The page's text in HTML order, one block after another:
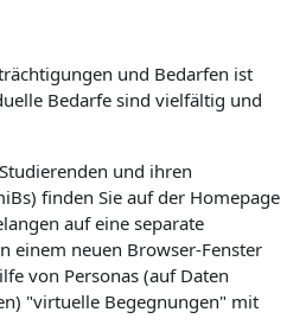
und Bedarfen ist
Bedarfe sind vielfältig und
und ihren
finden Sie auf der Homepage
auf eine separate
einem neuen Browser-Fenster
von Personas (auf Daten
"virtuelle Begegnungen" mit